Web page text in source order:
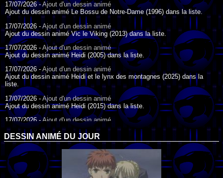
17/07/2026 -Ajout d'un dessin animé
Ajout du dessin animé Le Bossu de Notre-Dame (1996) dans la liste.
17/07/2026 - Ajout d'un dessin animé
Ajout du dessin animé Vic le Viking (2013) dans la liste.
17/07/2026 - Ajout d'un dessin animé
Ajout du dessin animé Heidi (2005) dans la liste.
17/07/2026 - Ajout d'un dessin animé
Ajout du dessin animé Heidi et le lynx des montagnes (2025) dans la
liste.
17/07/2026 -Ajout d'un dessin animé
Ajout du dessin animé Heidi (2015) dans la liste.
17/07/2026 -Ajout d'un dessin animé
Ajout du dessin animé Heidi (1995) dans la liste.
09/07/2026 -Ajout d'un dessin animé
Ajout du dessin animé Genki l'Aventurier de la Chance (2006) dans la
liste.
04/07/2026 - Ajout d'un dessin animé
DESSIN ANIMÉ DU JOUR